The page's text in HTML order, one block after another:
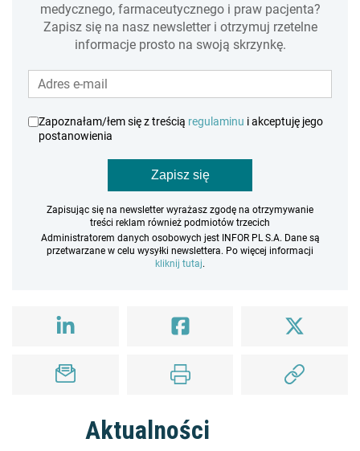
medycznego, farmaceutycznego i praw pacjenta?
Zapisz się na nasz newsletter i otrzymuj rzetelne
informacje prosto na swoją skrzynkę.
Zapoznałam/łem się z treścią regulaminu i akceptuję jego
postanowienia
Zapisz się
Zapisując się na newsletter wyrażasz zgodę na otrzymywanie
treści reklam również podmiotów trzecich
Administratorem danych osobowych jest INFOR PL S.A. Dane są
przetwarzane w celu wysyłki newslettera. Po więcej informacji
kliknij tutaj.
Aktualności